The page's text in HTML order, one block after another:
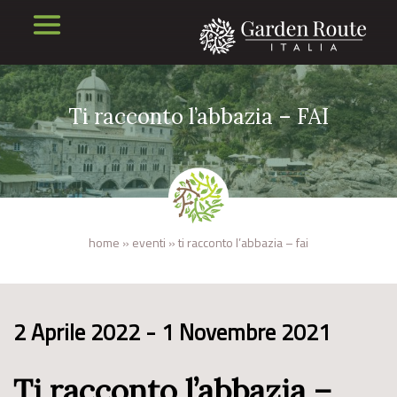
Ti racconto l’abbazia – FAI
home » eventi »ti racconto l’abbazia – fai
2 Aprile 2022 - 1 Novembre 2021